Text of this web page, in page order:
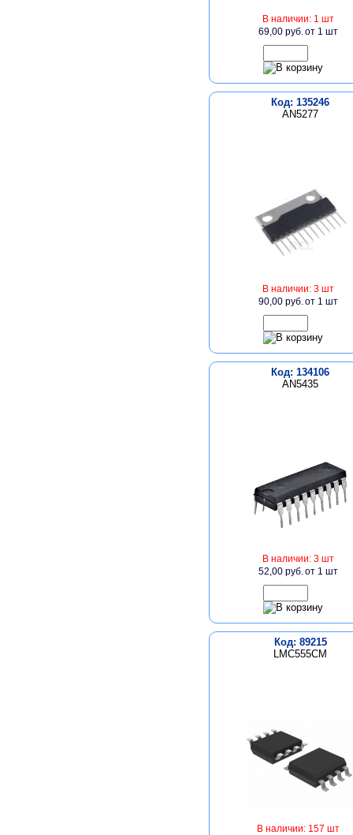
В наличии: 1 шт
69,00 руб.от 1 шт
Код: 135246
AN5277
В наличии: 3 шт
90,00 руб.от 1 шт
Код: 134106
AN5435
В наличии: 3 шт
52,00 руб.от 1 шт
Код: 89215
LMC555CM
В наличии: 157 шт